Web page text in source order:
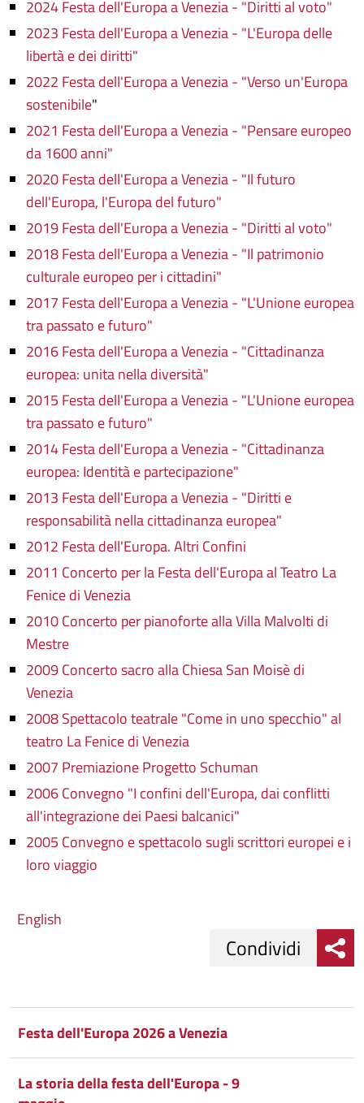
2024 Festa dell'Europa a Venezia - "Diritti al voto"
2023 Festa dell'Europa a Venezia - "L'Europa delle
libertà e dei diritti"
2022 Festa dell'Europa a Venezia - "Verso un'Europa
sostenibile"
2021 Festa dell'Europa a Venezia - "Pensare europeo
da 1600 anni"
2020 Festa dell'Europa a Venezia - "Il futuro
dell'Europa, l'Europa del futuro"
2019 Festa dell'Europa a Venezia - "Diritti al voto"
2018 Festa dell'Europa a Venezia - "Il patrimonio
culturale europeo per i cittadini"
2017 Festa dell'Europa a Venezia - "L'Unione europea
tra passato e futuro"
2016 Festa dell'Europa a Venezia - "Cittadinanza
europea: unita nella diversità"
2015 Festa dell'Europa a Venezia - "L'Unione europea
tra passato e futuro"
2014 Festa dell'Europa a Venezia - "Cittadinanza
europea: Identità e partecipazione"
2013 Festa dell'Europa a Venezia - "Diritti e
responsabilità nella cittadinanza europea"
2012 Festa dell'Europa. Altri Confini
2011 Concerto per la Festa dell'Europaal Teatro La
Fenice di Venezia
2010 Concerto per pianoforte alla Villa Malvolti di
Mestre
2009 Concerto sacro alla Chiesa San Moisè di
Venezia
2008 Spettacolo teatrale "Come in uno specchio" al
teatro La Fenice di Venezia
2007 Premiazione Progetto Schuman
2006 Convegno "I confini dell'Europa, dai conflitti
all'integrazione dei Paesi balcanici"
2005 Convegno e spettacolo sugli scrittori europei e i
loro viaggio
English
Facebook
Condividi
su
Condividi
Condividi
Festa dell'Europa 2026 a Venezia
La storia della festa dell'Europa - 9